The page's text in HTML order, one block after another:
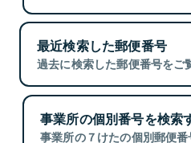
最近検索した郵便番号
過去に検索した郵便番号をご
事業所の個別番号を検索
事業所の７けたの個別郵便番